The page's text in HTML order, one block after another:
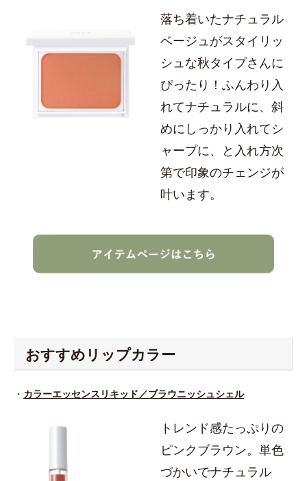
落ち着いたナチュラル
ベージュがスタイリッ
シュな秋タイプさんに
ぴったり！ふんわり入
れてナチュラルに、斜
めにしっかり入れてシ
ャープに、と入れ方次
第で印象のチェンジが
叶います。
おすすめリップカラー
・ カラーエッセンスリキッド／ブラウニッシュシェル
トレンド感たっぷりの
ピンクブラウン。単色
づかいでナチュラル